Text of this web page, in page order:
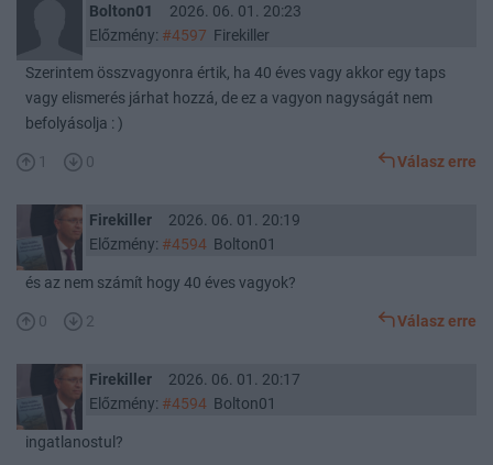
Bolton01
2026. 06. 01. 20:23
Előzmény: #4597 Firekiller
Szerintem összvagyonra értik, ha 40 éves vagy akkor egy taps
vagy elismerés járhat hozzá, de ez a vagyon nagyságát nem
befolyásolja : )
1 0 Válasz erre
Firekiller
2026. 06. 01. 20:19
Előzmény: #4594Bolton01
és az nem számít hogy 40 éves vagyok?
0 2 Válasz erre
Firekiller
2026. 06. 01. 20:17
Előzmény: #4594Bolton01
ingatlanostul?